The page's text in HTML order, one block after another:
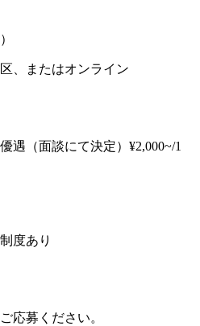
、またはオンライン
遇（面談にて決定）¥2,000~/1
度あり
応募ください。